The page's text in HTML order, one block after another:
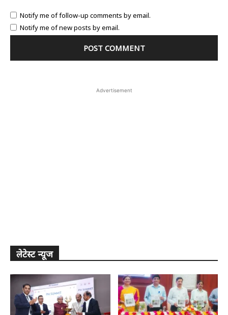
Notify me of follow-up comments by email.
Notify me of new posts by email.
Advertisement
लेटेस्ट न्यूज